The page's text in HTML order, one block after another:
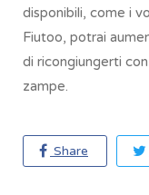
disponibili, come i
Fiutoo, potrai
di ricongiungerti
zampe.
Share